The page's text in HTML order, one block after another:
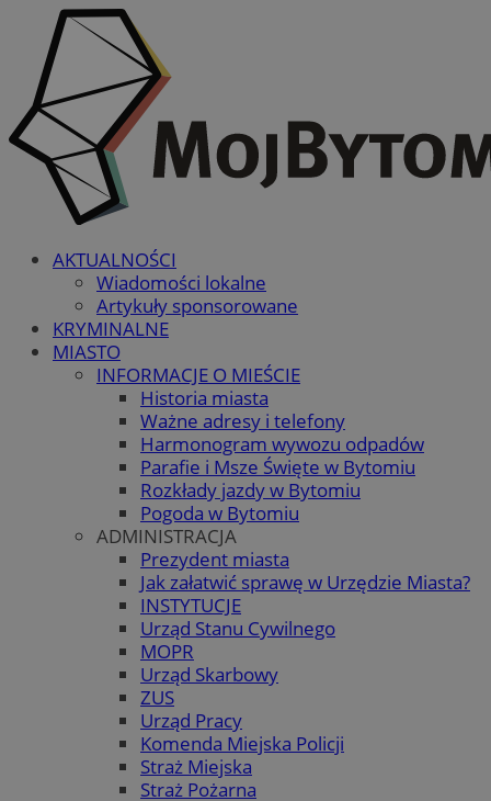
AKTUALNOŚCI
Wiadomości lokalne
Artykuły sponsorowane
KRYMINALNE
MIASTO
INFORMACJE O MIEŚCIE
Historia miasta
Ważne adresy i telefony
Harmonogram wywozu odpadów
Parafie i Msze Święte w Bytomiu
Rozkłady jazdy w Bytomiu
Pogoda w Bytomiu
ADMINISTRACJA
Prezydent miasta
Jak załatwić sprawę w Urzędzie Miasta?
INSTYTUCJE
Urząd Stanu Cywilnego
MOPR
Urząd Skarbowy
ZUS
Urząd Pracy
Komenda Miejska Policji
Straż Miejska
Straż Pożarna